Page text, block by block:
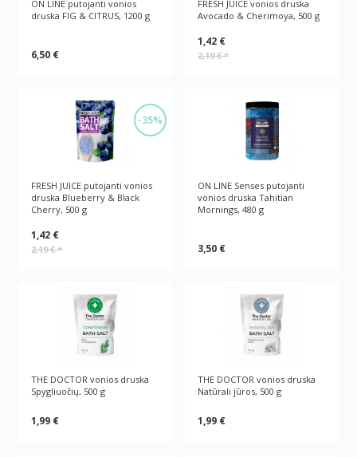
ON LINE putojanti vonios
druska FIG & CITRUS, 1200 g
6,50 €
FRESH JUICE vonios druska
Avocado & Cherimoya, 500 g
1,42 €
2,19 €*
-35%
FRESH JUICE putojanti vonios
druska Blueberry & Black
Cherry, 500 g
1,42 €
2,19 €*
ON LINE Senses putojanti
vonios druska Tahitian
Mornings, 480 g
3,50 €
THE DOCTOR vonios druska
Spygliuočių, 500 g
1,99 €
THE DOCTOR vonios druska
Natūrali jūros, 500 g
1,99 €